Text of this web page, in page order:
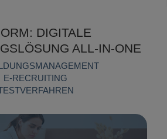
DIGITALE
ALL-IN-ONE
E-RECRUITING